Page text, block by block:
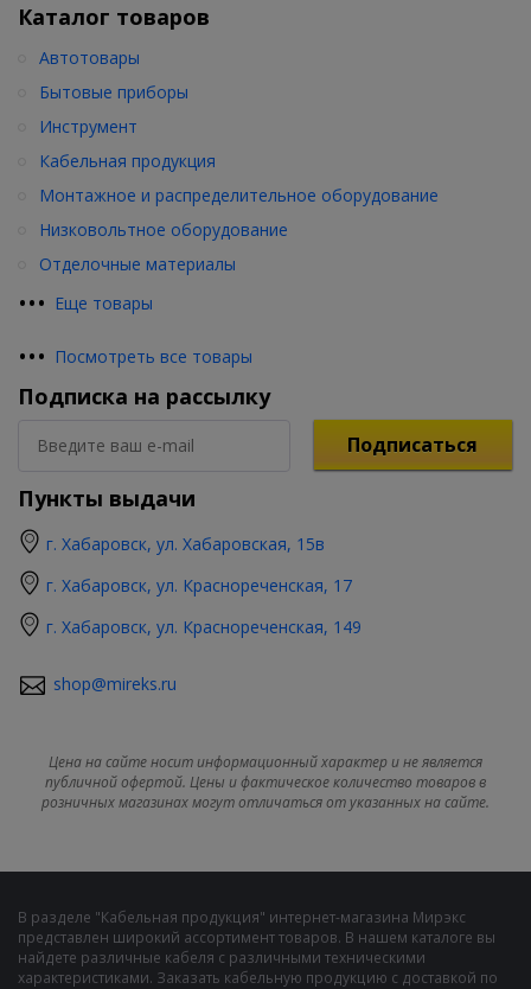
Каталог товаров
••• Еще товары
Автотовары
Бытовые приборы
Инструмент
Кабельная продукция
Монтажное и распределительное оборудование
Низковольтное оборудование
Отделочные материалы
••• Посмотреть все товары
Подписка на рассылку
Подписаться
Пункты выдачи
г. Хабаровск, ул. Хабаровская, 15в
г. Хабаровск, ул. Краснореченская, 17
г. Хабаровск, ул. Краснореченская, 149
shop@mireks.ru
Цена на сайте носит информационный характер и не является
публичной офертой. Цены и фактическое количество товаров в
розничных магазинах могут отличаться от указанных на сайте.
В разделе "Кабельная продукция" интернет-магазина Мирэкс
представлен широкий ассортимент товаров. В нашем каталоге вы
найдете различные кабеля с различными техническими
характеристиками. Заказать кабельную продукцию с доставкой по